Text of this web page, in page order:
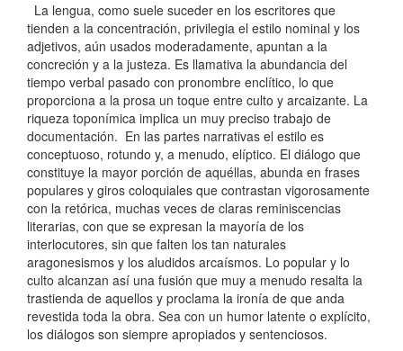
La lengua, como suele suceder en los escritores que
tienden a la concentración, privilegia el estilo nominal y los
adjetivos, aún usados moderadamente, apuntan a la
concreción y a la justeza. Es llamativa la abundancia del
tiempo verbal pasado con pronombre enclítico, lo que
proporciona a la prosa un toque entre culto y arcaizante. La
riqueza toponímica implica un muy preciso trabajo de
documentación. En las partes narrativas el estilo es
conceptuoso, rotundo y, a menudo, elíptico. El diálogo que
constituye la mayor porción de aquéllas, abunda en frases
populares y giros coloquiales que contrastan vigorosamente
con la retórica, muchas veces de claras reminiscencias
literarias, con que se expresan la mayoría de los
interlocutores, sin que falten los tan naturales
aragonesismos y los aludidos arcaísmos. Lo popular y lo
culto alcanzan así una fusión que muy a menudo resalta la
trastienda de aquellos y proclama la ironía de que anda
revestida toda la obra. Sea con un humor latente o explícito,
los diálogos son siempre apropiados y sentenciosos.